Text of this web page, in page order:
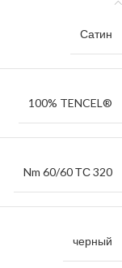
Сатин
100% TENCEL®
Nm 60/60 ТС 320
черный